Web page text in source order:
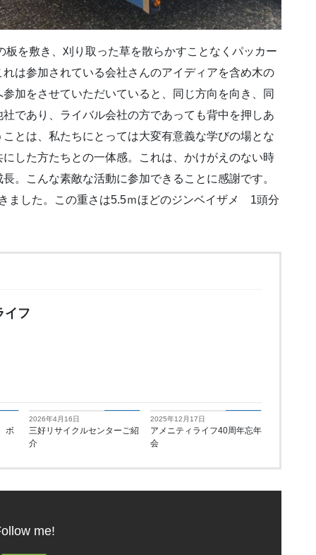
を敷き、刈り取った草を散らかすことなくパッカー
は参加されている会社さんのアイディアを含め木の
加をさせていただいていると、同じ方向を向き、同
であり、ライバル会社の方であっても背中を押しあ
とは、私たちにとっては大変有意義な学びの場とな
した方たちとの一体感。これは、かけがえのない時
。こんな素敵な活動に参加できることに感謝です。
ました。この重さは5.5ｍほどのジンベイザメ 1頭分
イフ
ボ
2026年4月16日
三好リサイクルセンターご紹
介
2025年12月17日
アメニティライフ40周年忘年
会
me!